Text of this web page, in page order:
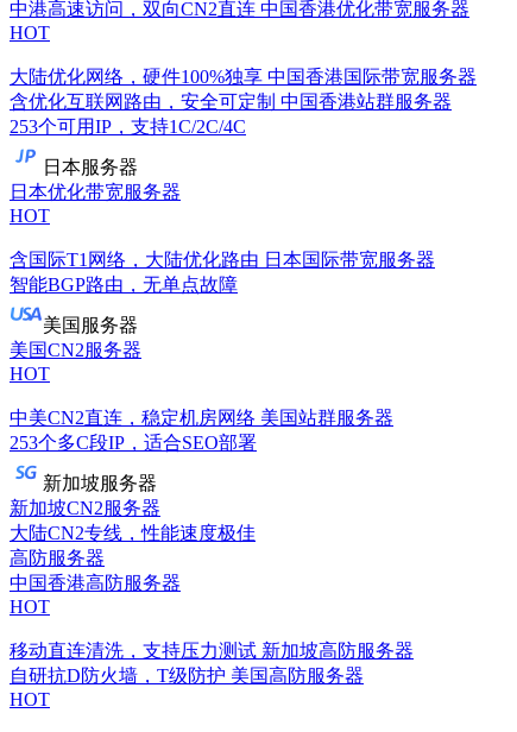
中港高速访问，双向CN2直连 中国香港优化带宽服务器
HOT
大陆优化网络，硬件100%独享 中国香港国际带宽服务器
含优化互联网路由，安全可定制 中国香港站群服务器
253个可用IP，支持1C/2C/4C
日本服务器
日本优化带宽服务器
HOT
含国际T1网络，大陆优化路由 日本国际带宽服务器
智能BGP路由，无单点故障
美国服务器
美国CN2服务器
HOT
中美CN2直连，稳定机房网络 美国站群服务器
253个多C段IP，适合SEO部署
新加坡服务器
新加坡CN2服务器
大陆CN2专线，性能速度极佳
高防服务器
中国香港高防服务器
HOT
移动直连清洗，支持压力测试 新加坡高防服务器
自研抗D防火墙，T级防护 美国高防服务器
HOT